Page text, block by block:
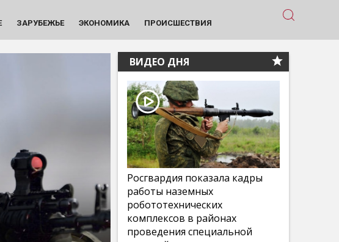
ЗАРУБЕЖЬЕ ЭКОНОМИКА ПРОИСШЕСТВИЯ
ВИДЕО ДНЯ
Росгвардия показала кадры
работы наземных
робототехнических
комплексов в районах
проведения специальной